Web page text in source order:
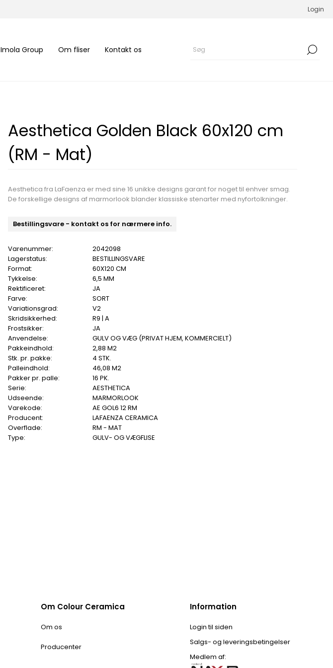
Login
Imola Group Om fliser Kontakt os
Aesthetica Golden Black 60x120 cm
(RM - Mat)
Aesthetica fra LaFaenza er med sine 16 unikke designs garant for noget til enhver smag.
De forskellige designs af marmorlook blander klassiske stenarter med nyfortolkninger.
Bestillingsvare - kontakt os for nærmere info.
Varenummer:
2042098
Lagerstatus:
BESTILLINGSVARE
Format:
60X120 CM
Tykkelse:
6,5 MM
Rektificeret:
JA
Farve:
SORT
Variationsgrad:
V2
Skridsikkerhed:
R9 | A
Frostsikker:
JA
Anvendelse:
GULV OG VÆG (PRIVAT HJEM, KOMMERCIELT)
Pakkeindhold:
2,88 M2
Stk. pr. pakke:
4 STK.
Palleindhold:
46,08 M2
Pakker pr. palle:
16 PK.
Serie:
AESTHETICA
Udseende:
MARMORLOOK
Varekode:
AE GOL6 12 RM
Producent:
LAFAENZA CERAMICA
Overflade:
RM - MAT
Type:
GULV- OG VÆGFLISE
Om Colour Ceramica
Om os
Producenter
Information
Login til siden
Salgs- og leveringsbetingelser
Medlem af: